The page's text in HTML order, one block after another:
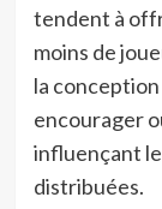
tendent à
moins de
la
encourager
influençant
distribuées.